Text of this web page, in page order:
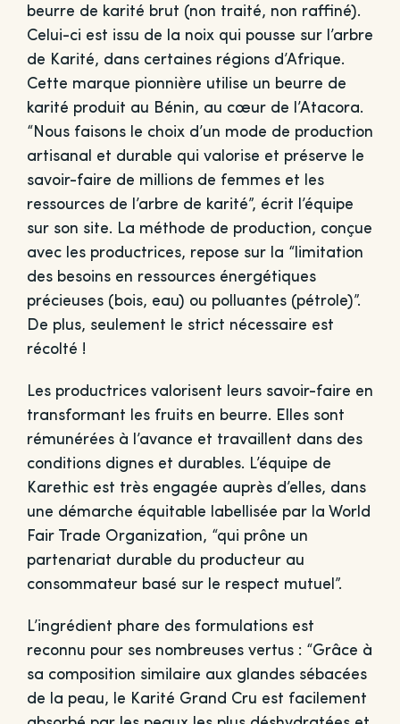
beurre de karité brut (non traité, non raffiné).
Celui-ci est issu de la noix qui pousse sur l’arbre
de Karité, dans certaines régions d’Afrique.
Cette marque pionnière utilise un beurre de
karité produit au Bénin, au cœur de l’Atacora.
“Nous faisons le choix d’un mode de production
artisanal et durable qui valorise et préserve le
savoir-faire de millions de femmes et les
ressources de l’arbre de karité”, écrit l’équipe
sur son site. La méthode de production, conçue
avec les productrices, repose sur la “limitation
des besoins en ressources énergétiques
précieuses (bois, eau) ou polluantes (pétrole)”.
De plus, seulement le strict nécessaire est
récolté !
Les productrices valorisent leurs savoir-faire en
transformant les fruits en beurre. Elles sont
rémunérées à l’avance et travaillent dans des
conditions dignes et durables. L’équipe de
Karethic est très engagée auprès d’elles, dans
une démarche équitable labellisée par la World
Fair Trade Organization, “qui prône un
partenariat durable du producteur au
consommateur basé sur le respect mutuel”.
L’ingrédient phare des formulations est
reconnu pour ses nombreuses vertus : “Grâce à
sa composition similaire aux glandes sébacées
de la peau, le Karité Grand Cru est facilement